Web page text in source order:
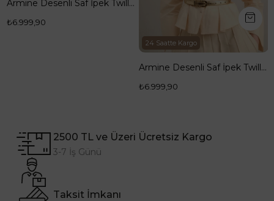
Armine Desenli Saf İpek Twill Eşarp 9327--85
₺6.999,90
24 Saatte Kargo
Armine Desenli Saf İpek Twill Eşarp 9348--85
₺6.999,90
2500 TL ve Üzeri Ücretsiz Kargo
3-7 İş Günü
Taksit İmkanı